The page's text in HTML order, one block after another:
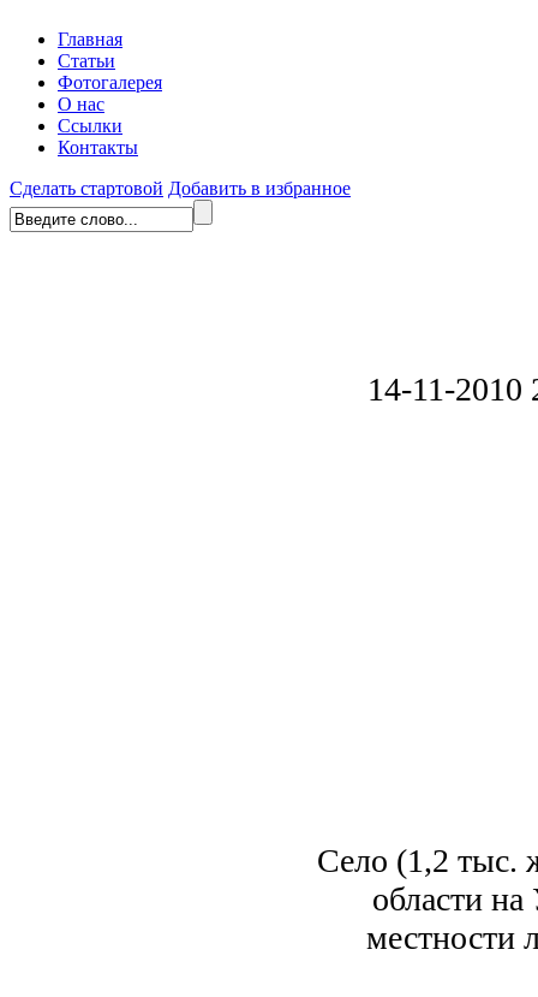
Главная
Статьи
Фотогалерея
О нас
Ссылки
Контакты
Сделать стартовой Добавить в избранное
14-11-2010
Село (1,2 тыс.
области
местности